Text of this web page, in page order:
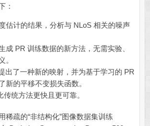
：
估计的结果，分析与 NLoS 相关的噪声
成 PR 训练数据的新方法，无需实验、
。
出了一种新的映射，并为基于学习的 PR
新的平移不变损失函数。
传统方法更快且更可靠。
疏的“非结构化”图像数据集训练